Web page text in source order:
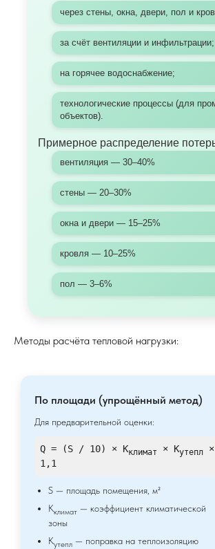
через стены, окна, двери, пол и
за счёт вентиляции и инфильтрации;
на горячее водоснабжение;
технологические процессы (для
объектов).
Примерное распределение
вентиляция — 30–40%
стены — 20–30%
окна и двери — 15–25%
кровля — 10–25%
пол — 3–6%
Методы расчёта тепловой нагрузки:
По площади (упрощённый метод)
Для предварительной оценки:
Q = (S / 10) × Kклимат × Kутепл ×
1,1
S — площадь помещения, м²
Kклимат — коэффициент климатической
зоны
Kутепл — поправка на теплоизоляцию